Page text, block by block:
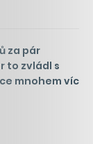
za pár
to zvládl s
mnohem víc